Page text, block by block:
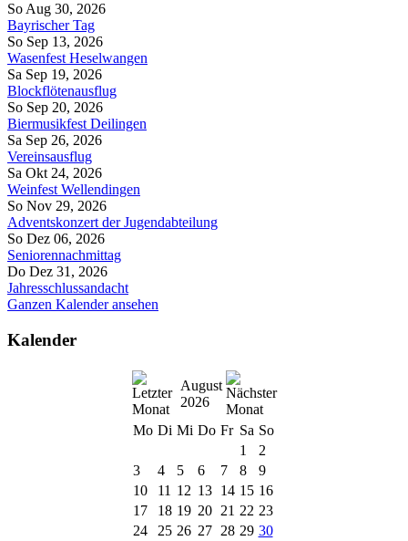
So Aug 30, 2026
Bayrischer Tag
So Sep 13, 2026
Wasenfest Heselwangen
Sa Sep 19, 2026
Blockflötenausflug
So Sep 20, 2026
Biermusikfest Deilingen
Sa Sep 26, 2026
Vereinsausflug
Sa Okt 24, 2026
Weinfest Wellendingen
So Nov 29, 2026
Adventskonzert der Jugendabteilung
So Dez 06, 2026
Seniorennachmittag
Do Dez 31, 2026
Jahresschlussandacht
Ganzen Kalender ansehen
Kalender
August
2026
Mo Di Mi Do Fr Sa So
1
2
3
4 5 6 7 8
9
10
11 12 13 14 15 16
17
18 19 20 21 22 23
24
25 26 27 28 29 30